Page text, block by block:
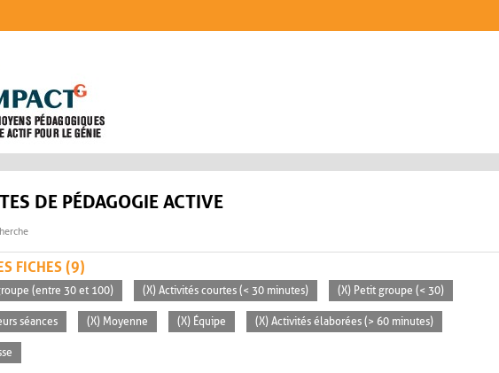
DE PÉDAGOGIE ACTIVE
FICHES (9)
(entre 30 et 100) (X) Activités courtes (< 30 minutes) (X) Petit groupe (< 30)
séances (X) Moyenne (X) Équipe (X) Activités élaborées (> 60 minutes)